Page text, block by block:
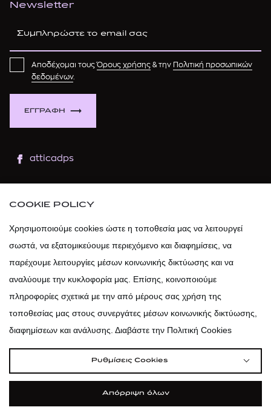
Newsletter
ΕΓΓΡΑΦΗ
Αποδέχομαι τουςΌρους χρήσης & την Πολιτική προσωπικών
δεδομένων.
atticadps
atticadps
COOKIE POLICY
Χρησιμοποιούμε cookies ώστε η τοποθεσία μας να λειτουργεί
σωστά, να εξατομικεύουμε περιεχόμενο και διαφημίσεις, να
παρέχουμε λειτουργίες μέσων κοινωνικής δικτύωσης και να
αναλύουμε την κυκλοφορία μας. Επίσης, κοινοποιούμε
πληροφορίες σχετικά με την από μέρους σας χρήση της
τοποθεσίας μας στους συνεργάτες μέσων κοινωνικής δικτύωσης,
διαφημίσεων και ανάλυσης. Διαβάστε την Πολιτική Cookies
Ρυθμίσεις Cookies
Απόρριψη όλων